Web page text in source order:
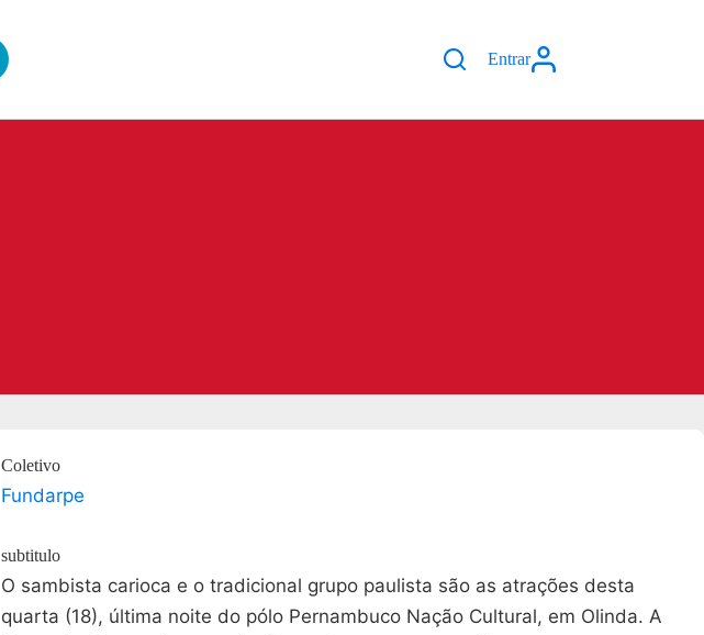
Entrar
Coletivo
Fundarpe
subtitulo
O sambista carioca e o tradicional grupo paulista são as atrações desta
quarta (18), última noite do pólo Pernambuco Nação Cultural, em Olinda. A